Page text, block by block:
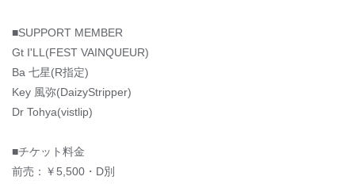
■SUPPORT MEMBER
Gt I'LL(FEST VAINQUEUR)
Ba 七星(R指定)
Key 風弥(DaizyStripper)
Dr Tohya(vistlip)
■チケット料金
前売：￥5,500・D別